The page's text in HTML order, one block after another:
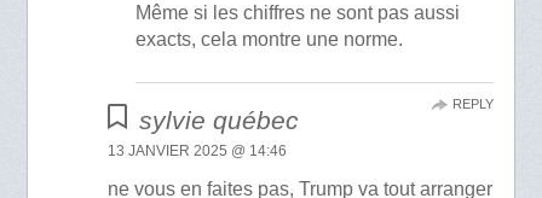
Même si les chiffres ne sont pas aussi
exacts, cela montre une norme.
sylvie québec
13 JANVIER 2025 @ 14:46
ne vous en faites pas, Trump va tout arranger
REPLY